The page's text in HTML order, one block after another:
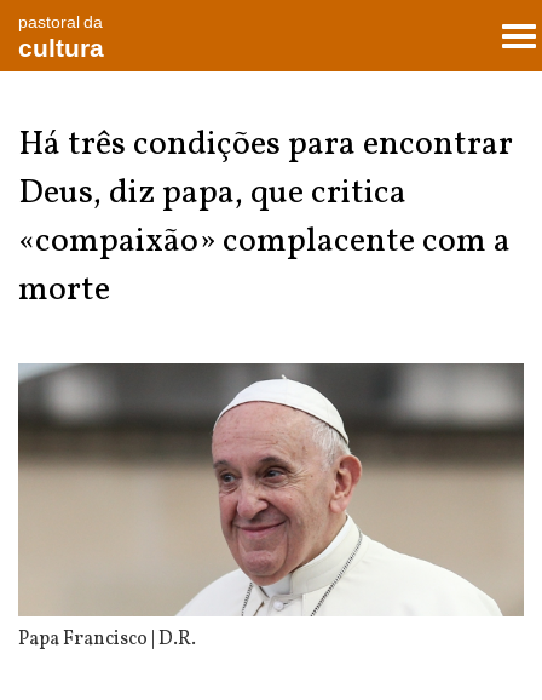
pastoral da
cultura
Há três condições para encontrar
Deus, diz papa, que critica
«compaixão» complacente com a
morte
Papa Francisco | D.R.